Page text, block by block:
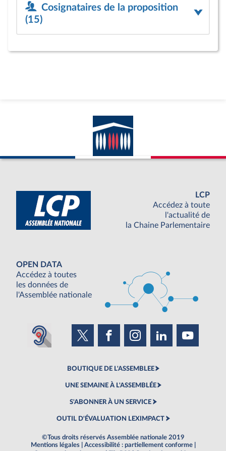
Cosignataires de la proposition
(15)
LCP
Accédez à toute
l'actualité de
la Chaine Parlementaire
OPEN DATA
Accédez à toutes
les données de
l'Assemblée nationale
BOUTIQUE DE L'ASSEMBLEE
UNE SEMAINE À L'ASSEMBLÉE
S'ABONNER À UN SERVICE
OUTIL D'ÉVALUATION LEXIMPACT
©Tous droits réservés Assemblée nationale 2019
Mentions légales
Accessibilité : partiellement conforme